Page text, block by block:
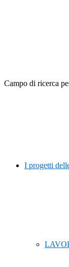
Campo di ricerca
I progetti